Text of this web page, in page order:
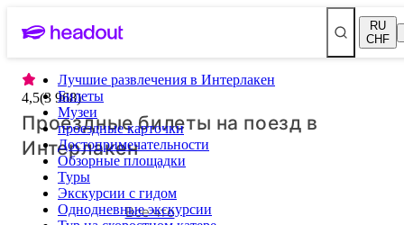
RU
CHF
Лучшие развлечения в Интерлакен
Билеты
Музеи
проездные карточки
Достопримечательности
Обзорные площадки
Туры
Экскурсии с гидом
Однодневные экскурсии
4,5(3 968)
Проездные билеты на поезд в
Интерлакен
Все что